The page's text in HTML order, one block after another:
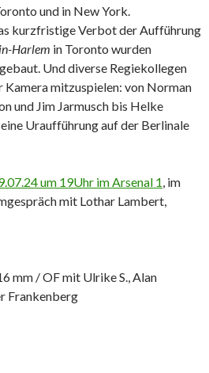
und in New York.
kurzfristige Verbot der Aufführung
Harlem in Toronto wurden
Und diverse Regiekollegen
Kamera mitzuspielen: von Norman
und Jim Jarmusch bis Helke
Uraufführung auf der Berlinale
um 19Uhr im Arsenal 1, im
mit Lothar Lambert,
mm / OF mit Ulrike S., Alan
Frankenberg